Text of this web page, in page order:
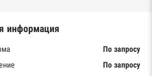
информация
По запросу
По запросу